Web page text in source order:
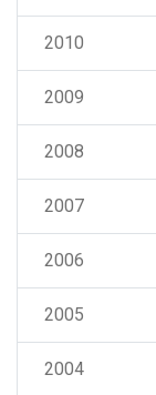
2010
2009
2008
2007
2006
2005
2004